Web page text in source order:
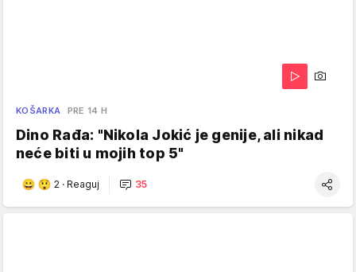
KOŠARKA PRE 14 H
Dino Rađa: "Nikola Jokić je genije, ali nikad
neće biti u mojih top 5"
2 · Reaguj 35